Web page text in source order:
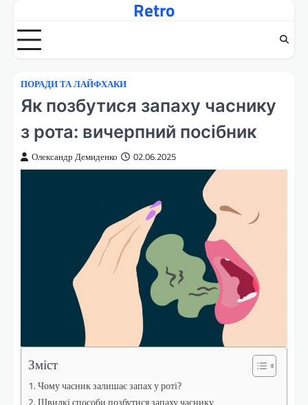
вмісту
Retro
ПОРАДИ ТА ЛАЙФХАКИ
Як позбутися запаху часнику
з рота: вичерпний посібник
Олександр Демиденко 02.06.2025
Зміст
Чому часник залишає запах у роті?